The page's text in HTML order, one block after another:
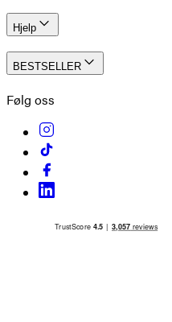
Hjelp
BESTSELLER
Følg oss